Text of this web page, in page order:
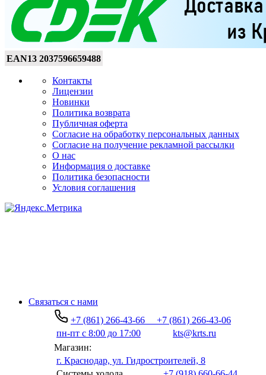
EAN13 2037596659488
Контакты
Лицензии
Новинки
Политика возврата
Публичная оферта
Согласие на обработку персональных данных
Согласие на получение рекламной рассылки
О нас
Информация о доставке
Политика безопасности
Условия соглашения
Связаться с нами
+7 (861) 266-43-66
+7 (861) 266-43-06
пн-пт с 8:00 до 17:00
kts@krts.ru
Магазин:
г. Краснодар, ул. Гидростроителей, 8